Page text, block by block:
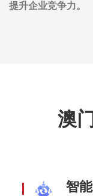
提升企业竞争力。
澳
智